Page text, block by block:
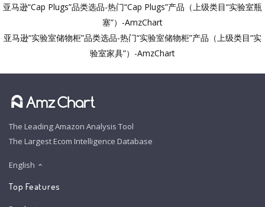
亚马逊“Cap Plugs”品类选品-热门“Cap Plugs”产品（上级类目“实验室瓶
塞”）-AmzChart
亚马逊“实验室储物柜”品类选品-热门“实验室储物柜”产品（上级类目“实
验室家具”）-AmzChart
The Leading Amazon Analysis Tool
The Largest Ecom Intelligence Database
English
Top Features